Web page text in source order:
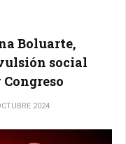
Boluarte,
social
2024